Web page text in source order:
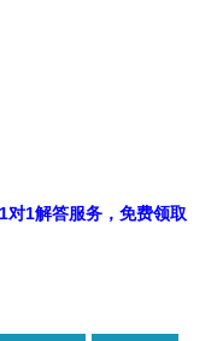
对1解答服务，免费领取